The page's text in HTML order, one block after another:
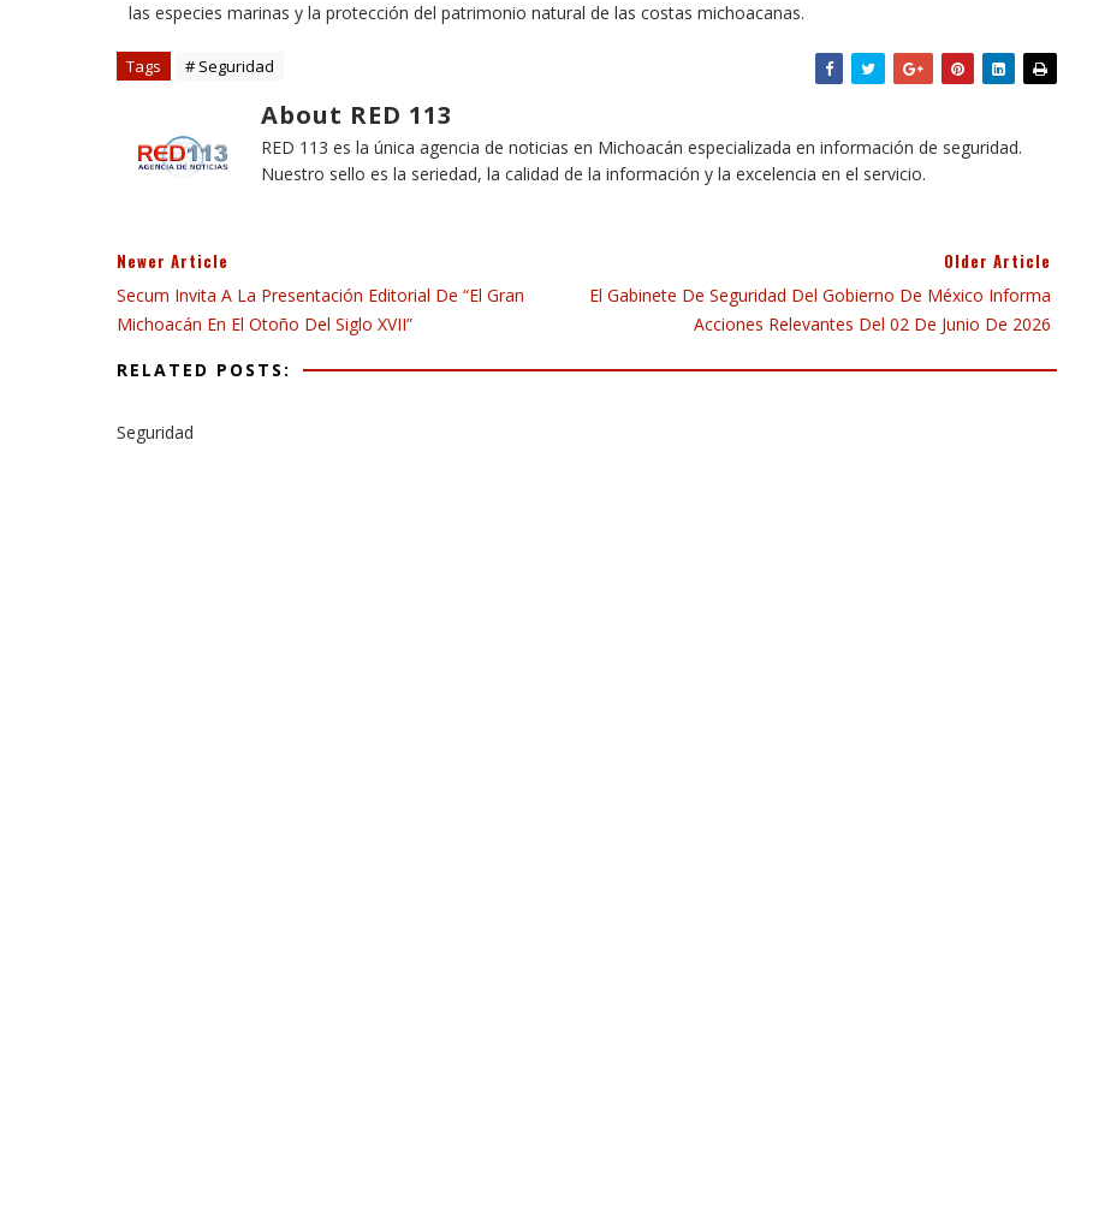
las especies marinas y la protección del patrimonio natural de las costas michoacanas.
Tags # Seguridad
About RED 113
RED 113 es la única agencia de noticias en Michoacán especializada en información de seguridad.
Nuestro sello es la seriedad, la calidad de la información y la excelencia en el servicio.
Newer Article
Secum Invita A La Presentación Editorial De “El Gran
Michoacán En El Otoño Del Siglo XVII”
Older Article
El Gabinete De Seguridad Del Gobierno De México Informa
Acciones Relevantes Del 02 De Junio De 2026
RELATED POSTS:
Seguridad